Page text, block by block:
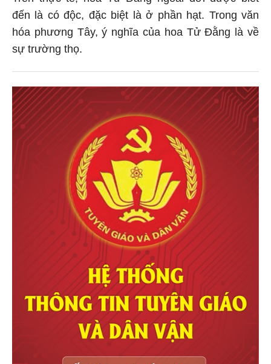
đến là có độc, đặc biệt là ở phần hạt. Trong văn
hóa phương Tây, ý nghĩa của hoa Tử Đằng là về
sự trường thọ.